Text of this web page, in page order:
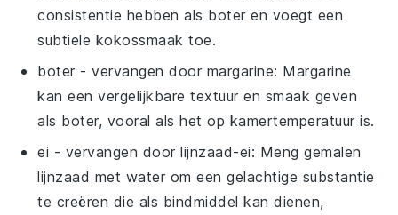
consistentie hebben als boter en voegt een
subtiele kokossmaak toe.
boter - vervangen door margarine: Margarine
kan een vergelijkbare textuur en smaak geven
als boter, vooral als het op kamertemperatuur is.
ei - vervangen doorlijnzaad-ei: Meng gemalen
lijnzaad met water om een gelachtige substantie
te creëren die als bindmiddel kan dienen,